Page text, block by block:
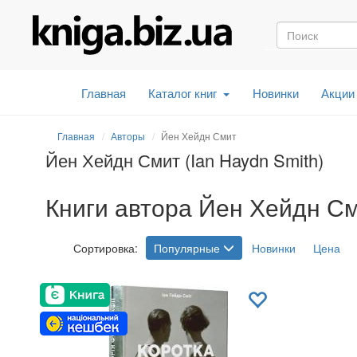
Главная Каталог книг Новинки
Главная Авторы Йен Хейдн Смит
Йен Хейдн Смит (Ian Haydn Smith)
Книги автора Йен Хейдн
Сортировка: Популярные Новинки Цена